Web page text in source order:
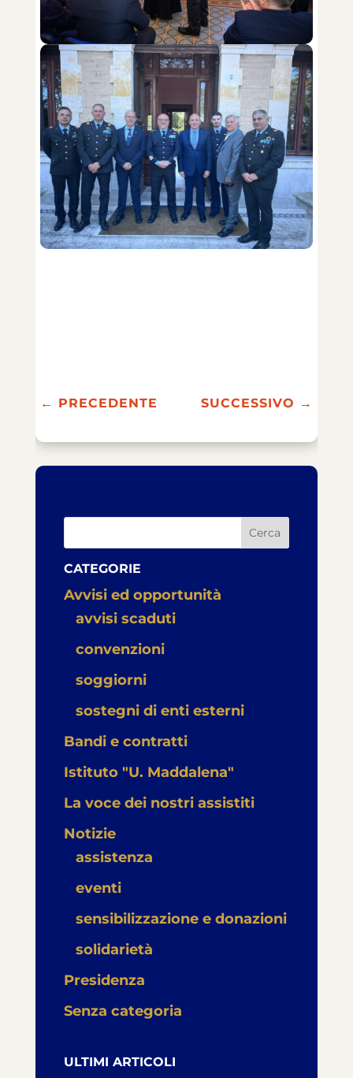
← PRECEDENTE SUCCESSIVO →
Cerca
CATEGORIE
Avvisi ed opportunità
avvisi scaduti
convenzioni
soggiorni
sostegni di enti esterni
Bandi e contratti
Istituto "U. Maddalena"
La voce dei nostri assistiti
Notizie
assistenza
eventi
sensibilizzazione e donazioni
solidarietà
Presidenza
Senza categoria
ULTIMI ARTICOLI